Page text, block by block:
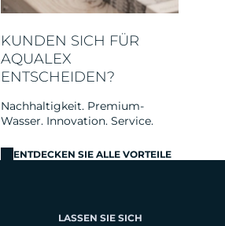
KUNDEN SICH FÜR
AQUALEX
ENTSCHEIDEN?
Nachhaltigkeit. Premium-
Wasser. Innovation. Service.
ENTDECKEN SIE ALLE VORTEILE
LASSEN SIE SICH